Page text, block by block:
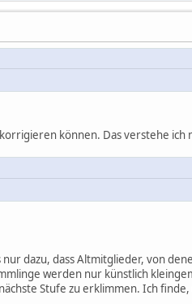
können. Das verstehe ich
dazu, dass Altmitglieder, von
werden nur künstlich
Stufe zu erklimmen. Ich finde,